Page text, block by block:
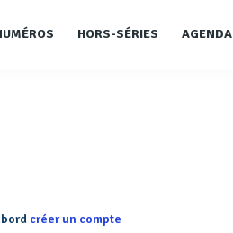
HORS-SÉRIES AGENDA
créer un compte